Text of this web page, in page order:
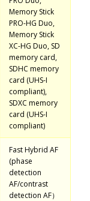
Memory Stick
PRO-HG Duo,
Memory Stick
XC-HG Duo, SD
memory card,
SDHC memory
card (UHS-I
compliant),
SDXC memory
card (UHS-I
compliant)
Fast Hybrid AF
(phase
detection
AF/contrast
detection AF）